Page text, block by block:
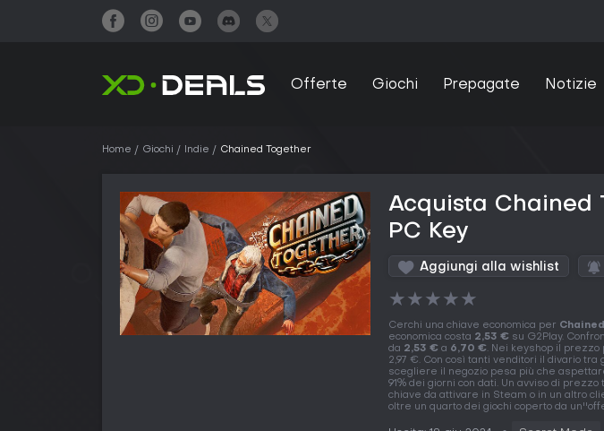
Offerte Giochi Prepagate Notizie
Home Giochi Indie Chained Together
Acquista Chained
PC Key
Aggiungi alla wishlist
★★★★★
Cerchi una chiave economica per
economica costa 2,53 € su G2Play.
da 2,53 € a 6,70 €. Nei keyshop il
2,97 €. Con così tanti venditori il divario
scegliere il negozio pesa più che
91% dei giorni con dati. Un avviso di
chiave da attivare in Steam o in un altro
oltre un quarto dei giochi coperto da